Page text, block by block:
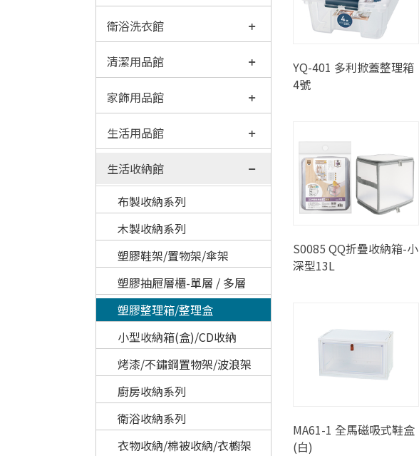
衛浴洗衣館
清潔用品館
家飾用品館
生活用品館
生活收納館
布製收納系列
木製收納系列
塑膠鞋架/置物架/傘架
塑膠抽屜層櫃-單層 / 多層
塑膠整理箱/整理盒
小型收納箱(盒)/CD收納
烤漆/不鏽鋼置物架/波浪架
廚房收納系列
衛浴收納系列
衣物收納/棉被收納/衣櫥架
YQ-401 多利掀蓋整理箱
4號
S0085 QQ折疊收納箱-小
深型13L
MA61-1 全馬磁吸式鞋盒
(白)